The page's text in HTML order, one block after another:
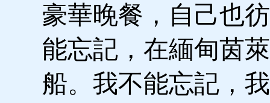
豪華晚餐，自己也
能忘記，在緬甸茵
船。我不能忘記，